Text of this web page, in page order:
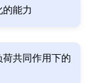
能力
共同作用下的